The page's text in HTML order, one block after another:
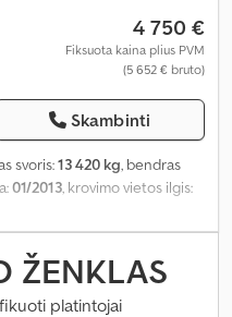
4 750 €
Fiksuota kaina plius PVM
(5 652 € bruto)
Skambinti
svoris:13 420 kg, bendras
01/2013, krovimo vietos ilgis:
metai:2013,
ŽENKLAS
platintojai